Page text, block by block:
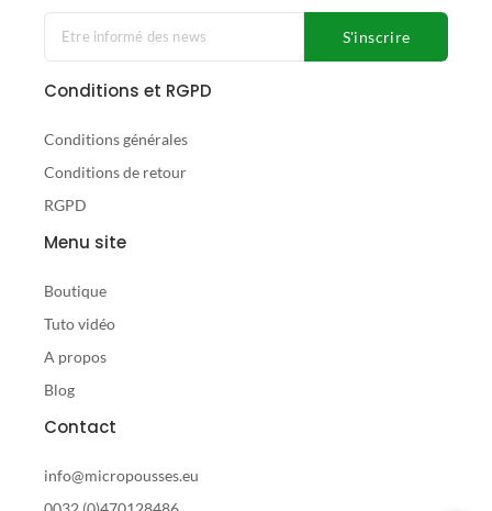
e
b
o
o
k
-
f
t
a
g
r
a
S'inscrire
Conditions et RGPD
Conditions générales
Conditions de retour
RGPD
Menu site
Boutique
Tuto vidéo
A propos
Blog
Contact
info@micropousses.eu